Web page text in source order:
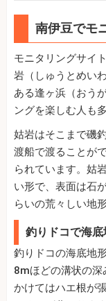
南伊豆でモ
モニタリングサイ
岩（しゅうとめい
ある逢ヶ浜（おう
ングを楽しむ人も
姑岩はそこまで磯
渡船で渡ることが
られています。姑
い形で、表面は石
らいの荒々しい地形
釣りドコで海
釣りドコの海底地
8mほどの溝状の深
かけてはハエ根が